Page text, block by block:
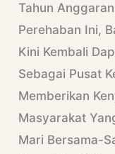
Tahun
Perehaban Ini,
Kini Kembali
Sebagai Pusat
Memberikan
Masyarakat
Mari Bersama-